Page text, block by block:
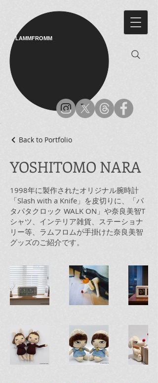
LAMMFROMM​
Back to Portfolio
YOSHITOMO NARA
1998年に製作されたオリジナル腕時計
「Slash with a Knife」を皮切りに、「パ
タパタクロック WALK ON」や奈良美智T
シャツ、インテリア雑貨、ステーショナ
リー等、ラムフロムが手掛けた奈良美智
グッズのご紹介です。